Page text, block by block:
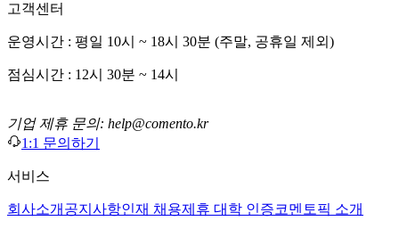
고객센터
운영시간 : 평일 10시 ~ 18시 30분 (주말, 공휴일 제외)
점심시간 : 12시 30분 ~ 14시
기업 제휴 문의: help@comento.kr
1:1 문의하기
서비스
회사소개 공지사항인재 채용제휴 대학 인증코멘토픽 소개